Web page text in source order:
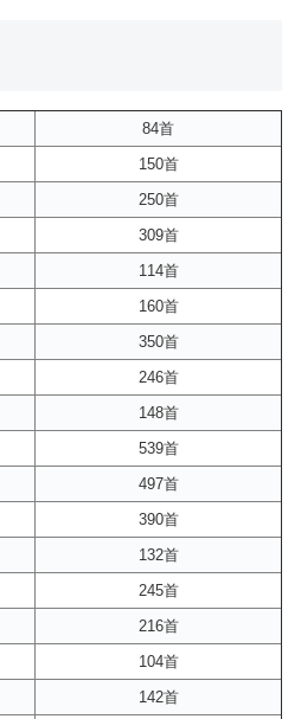
84首
150首
250首
309首
114首
160首
350首
246首
148首
539首
497首
390首
132首
245首
216首
104首
142首